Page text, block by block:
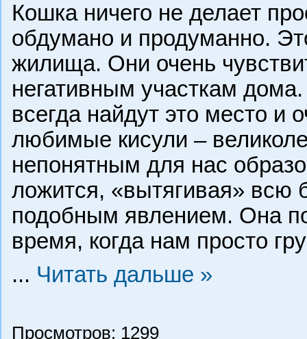
Кошка ничего не делает
обдумано и продуманно.
жилища. Они очень
негативным участкам
всегда найдут это место и
любимые кисули –
непонятным для нас
ложится, «вытягивая» всю
подобным явлением. Она
время, когда нам просто
... Читать дальше »
Просмотров: 1299